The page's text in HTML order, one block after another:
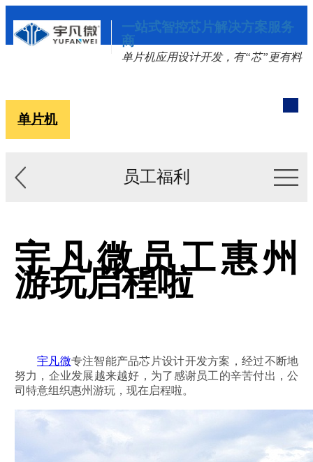
一站式智控芯片解决方案服务
商
单片机应用设计开发，有“芯”更有料
单片机
员工福利
宇凡微员工惠州
游玩启程啦
宇凡微专注智能产品芯片设计开发方案，经过不断地
努力，企业发展越来越好，为了感谢员工的辛苦付出，公
司特意组织惠州游玩，现在启程啦。